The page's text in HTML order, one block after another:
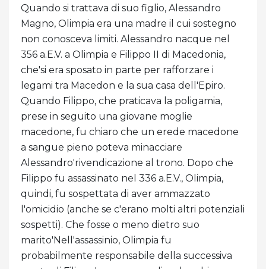
Quando si trattava di suo figlio, Alessandro
Magno, Olimpia era una madre il cui sostegno
non conosceva limiti. Alessandro nacque nel
356 a.E.V. a Olimpia e Filippo II di Macedonia,
che'si era sposato in parte per rafforzare i
legami tra Macedon e la sua casa dell'Epiro.
Quando Filippo, che praticava la poligamia,
prese in seguito una giovane moglie
macedone, fu chiaro che un erede macedone
a sangue pieno poteva minacciare
Alessandro'rivendicazione al trono. Dopo che
Filippo fu assassinato nel 336 a.E.V., Olimpia,
quindi, fu sospettata di aver ammazzato
l'omicidio (anche se c'erano molti altri potenziali
sospetti). Che fosse o meno dietro suo
marito'Nell'assassinio, Olimpia fu
probabilmente responsabile della successiva